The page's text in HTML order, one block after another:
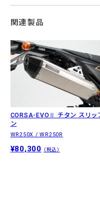
関連製品
CORSA-EVOⅡ チタン スリッ
ン
WR250X / WR250R
¥80,300 （税込）